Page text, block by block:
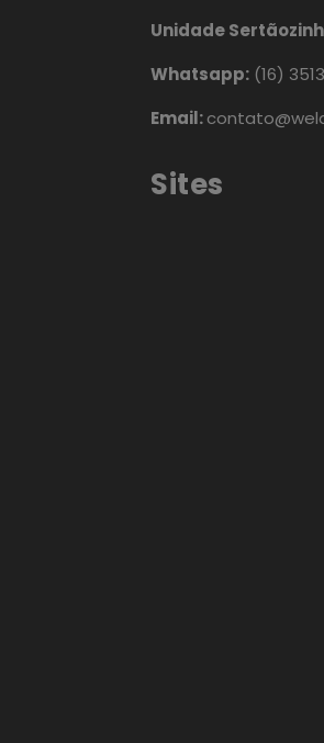
Unidade
Whatsapp: (16)
Email:
Sites